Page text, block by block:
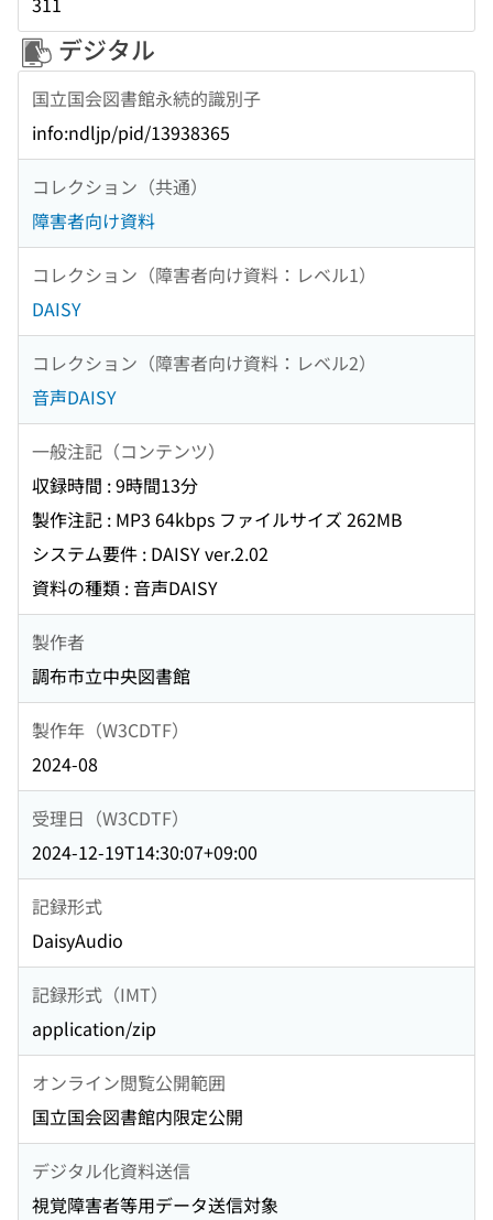
デジタル
国立国会図書館永続的識別子
info:ndljp/pid/13938365
コレクション（共通）
障害者向け資料
コレクション（障害者向け資料：レベル1）
DAISY
コレクション（障害者向け資料：レベル2）
音声DAISY
一般注記（コンテンツ）
収録時間 : 9時間13分
製作注記 : MP3 64kbps ファイルサイズ 262MB
システム要件 : DAISY ver.2.02
資料の種類 : 音声DAISY
製作者
調布市立中央図書館
製作年（W3CDTF）
2024-08
受理日（W3CDTF）
2024-12-19T14:30:07+09:00
記録形式
DaisyAudio
記録形式（IMT）
application/zip
オンライン閲覧公開範囲
国立国会図書館内限定公開
デジタル化資料送信
視覚障害者等用データ送信対象